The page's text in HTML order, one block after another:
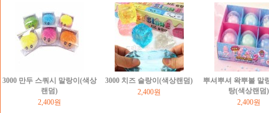
3000 만두 스쿼시 말랑이(색상
랜덤)
2,400원
3000 치즈 슬랑이(색상랜덤)
2,400원
뿌셔뿌셔 왁뿌볼 말
탕(색상랜덤)
2,400원